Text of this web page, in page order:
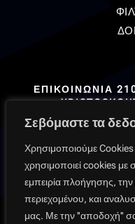
Σεβόμαστε τα
Χρησιμοποιούμε
χρησιμοποιεί cookies με
εμπειρία πλοήγησης, την
περιεχομένου, και
μας. Με την ''αποδοχή''
ΕΠΙΚΟΙΝΩΝΙΑ
Όροι Χρήσης|
Επιστροφών|